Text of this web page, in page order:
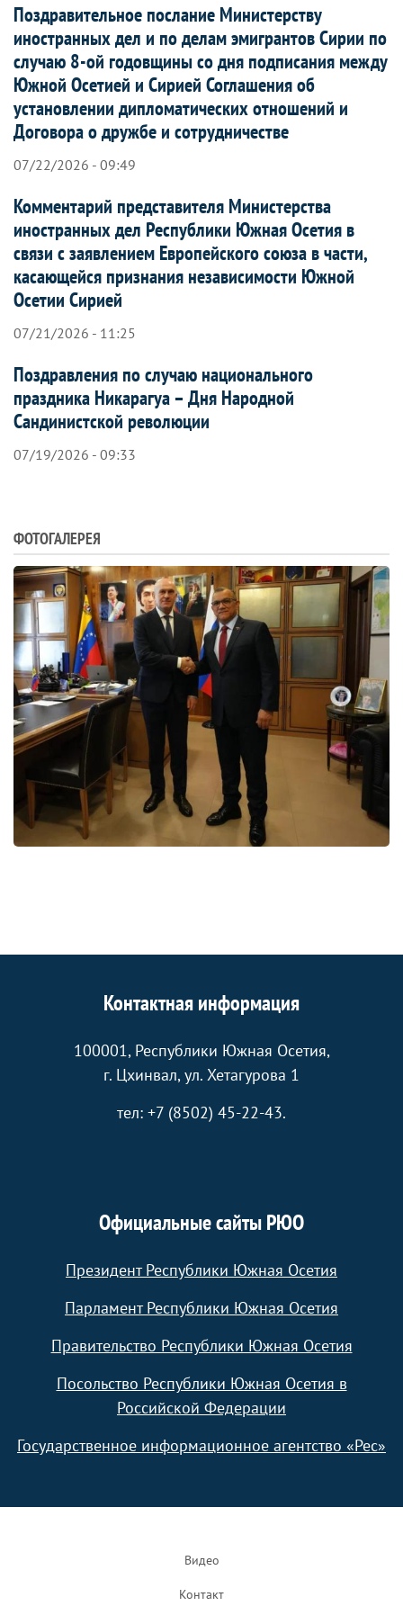
Поздравительное послание Министерству
иностранных дел и по делам эмигрантов Сирии по
случаю 8-ой годовщины со дня подписания между
Южной Осетией и Сирией Соглашения об
установлении дипломатических отношений и
Договора о дружбе и сотрудничестве
07/22/2026 - 09:49
Комментарий представителя Министерства
иностранных дел Республики Южная Осетия в
связи с заявлением Европейского союза в части,
касающейся признания независимости Южной
Осетии Сирией
07/21/2026 - 11:25
Поздравления по случаю национального
праздника Никарагуа – Дня Народной
Сандинистской революции
07/19/2026 - 09:33
ФОТОГАЛЕРЕЯ
Контактная информация
100001, Республики Южная Осетия,
г. Цхинвал, ул. Хетагурова 1
тел: +7 (8502) 45-22-43.
Официальные сайты РЮО
Президент Республики Южная Осетия
Парламент Республики Южная Осетия
Правительство Республики Южная Осетия
Посольство Республики Южная Осетия в
Российской Федерации
Государственное информационное агентство «Рес»
Видео
Контакт